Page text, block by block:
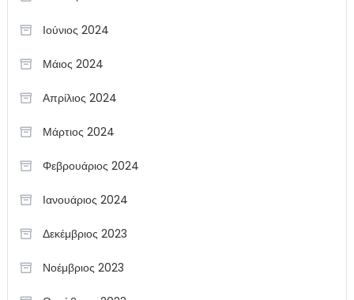
Ιούνιος 2024
Μάιος 2024
Απρίλιος 2024
Μάρτιος 2024
Φεβρουάριος 2024
Ιανουάριος 2024
Δεκέμβριος 2023
Νοέμβριος 2023